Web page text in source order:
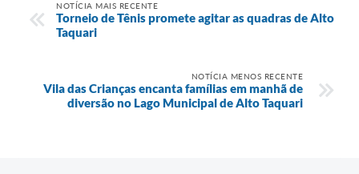
NOTÍCIA MAIS RECENTE
Torneio de Tênis promete agitar as quadras de Alto
Taquari
NOTÍCIA MENOS RECENTE
Vila das Crianças encanta famílias em manhã de
diversão no Lago Municipal de Alto Taquari